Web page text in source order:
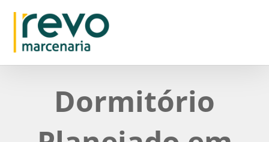
Dormitório